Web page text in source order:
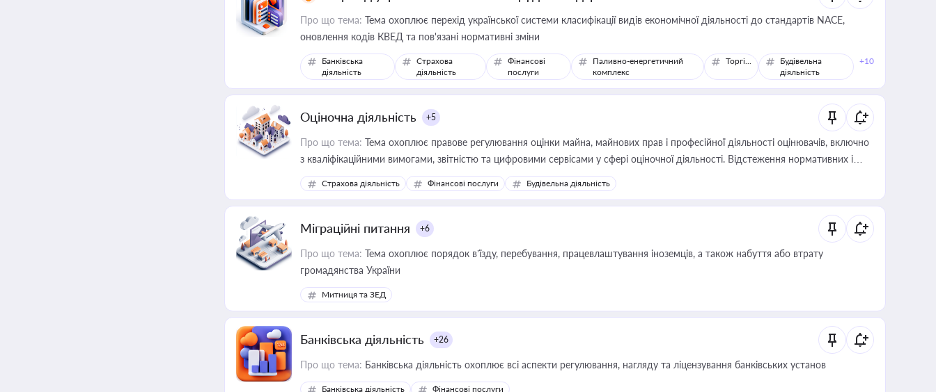
Про що тема: Тема охоплює перехід української системи класифікації видів економічної діяльності до стандартів NACE,
оновлення кодів КВЕД та пов'язані нормативні зміни
Банківська
діяльність
Страхова
діяльність
Фінансові
послуги
Паливно-енергетичний
комплекс
Торгівля
Будівельна
діяльність
+10
Оціночна діяльність +5
Про що тема: Тема охоплює правове регулювання оцінки майна, майнових прав і професійної діяльності оцінювачів, включно
з кваліфікаційними вимогами, звітністю та цифровими сервісами у сфері оціночної діяльності. Відстеження нормативних і
медійних змін у цій сфері корисне для власника бізнесу, керівника, юриста або бухгалтера під час оподаткування,
приватизації, оренди державного майна, корпоративних угод і перевірки статусу суб'єктів оціночної діяльності
Страхова діяльність Фінансові послуги Будівельна діяльність
Міграційні питання +6
Про що тема: Тема охоплює порядок в’їзду, перебування, працевлаштування іноземців, а також набуття або втрату
громадянства України
Митниця та ЗЕД
Банківська діяльність +26
Про що тема: Банківська діяльність охоплює всі аспекти регулювання, нагляду та ліцензування банківських установ
Банківська діяльність Фінансові послуги